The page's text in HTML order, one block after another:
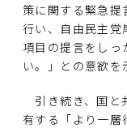
策に関する緊急提
行い、自由民主党
項目の提言をしっ
い。」との意欲を
引き続き、国と
有する「より一層